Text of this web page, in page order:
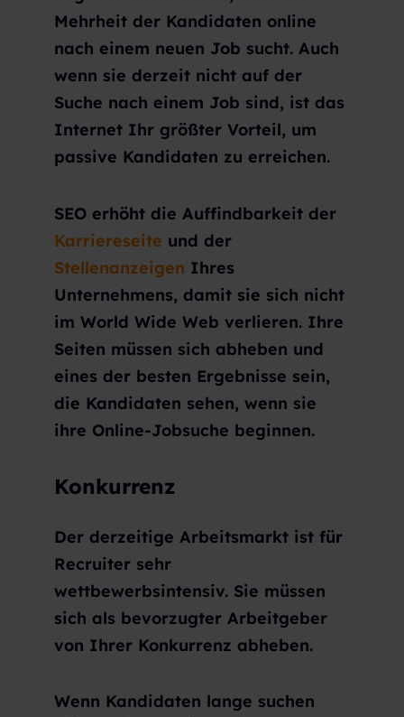
Mehrheit der Kandidaten online
nach einem neuen Job sucht. Auch
wenn sie derzeit nicht auf der
Suche nach einem Job sind, ist das
Internet Ihr größter Vorteil, um
passive Kandidaten zu erreichen.
SEO erhöht die Auffindbarkeit der
Karriereseite und der
Stellenanzeigen Ihres
Unternehmens, damit sie sich nicht
im World Wide Web verlieren. Ihre
Seiten müssen sich abheben und
eines der besten Ergebnisse sein,
die Kandidaten sehen, wenn sie
ihre Online-Jobsuche beginnen.
Konkurrenz
Der derzeitige Arbeitsmarkt ist für
Recruiter sehr
wettbewerbsintensiv. Sie müssen
sich als bevorzugter Arbeitgeber
von Ihrer Konkurrenz abheben.
Wenn Kandidaten lange suchen